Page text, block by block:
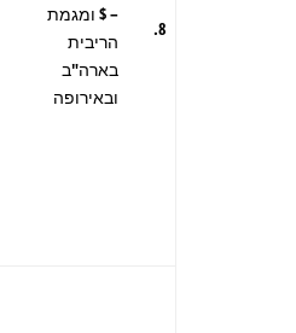
8.
– $ ומגמת
הריבית
בארה"ב
ובאירופה